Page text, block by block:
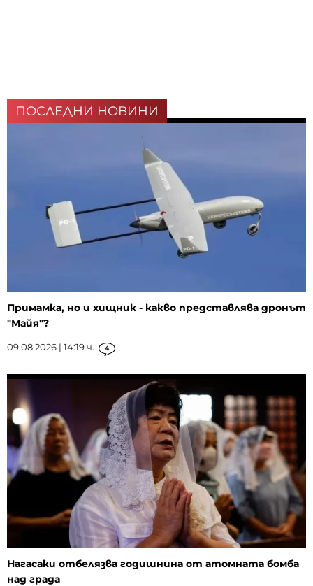
ПОСЛЕДНИ НОВИНИ
Примамка, но и хищник - какво представлява дронът
"Майя"?
09.08.2026 | 14:19 ч. 4
Нагасаки отбелязва годишнина от атомната бомба
над града